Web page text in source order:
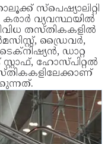
സ്‌പെഷ്യാലിറ്റി
വ്യവസ്ഥയില്‍
തസ്തികകളിൽ
ഡ്രൈവര്‍,
ഡാറ്റ
സ്റ്റാഫ്, ഹോസ്പിറ്റല്‍